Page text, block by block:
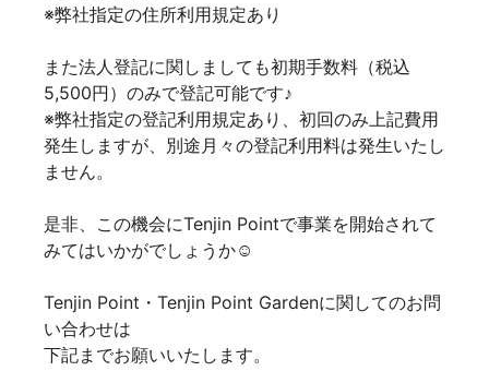
※弊社指定の住所利用規定あり
また法人登記に関しましても初期手数料（税込
5,500円）のみで登記可能です♪
※弊社指定の登記利用規定あり、初回のみ上記費用
発生しますが、別途月々の登記利用料は発生いたし
ません。
是非、この機会にTenjin Pointで事業を開始されて
みてはいかがでしょうか☺
Tenjin Point・Tenjin Point Gardenに関してのお問
い合わせは
下記までお願いいたします。